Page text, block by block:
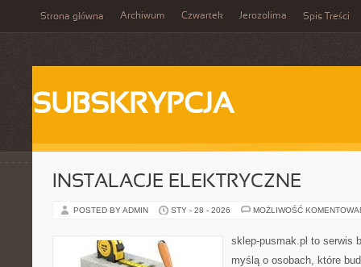
Strona główna Archiwum Czwartek Jerozolima Spis Treści
SUBSKRYPCJA
INSTALACJE ELEKTRYCZNE
POSTED BY ADMIN STY - 28 - 2026 MOŻLIWOŚĆ
sklep-pusmak.pl to serwis
myślą o osobach, które